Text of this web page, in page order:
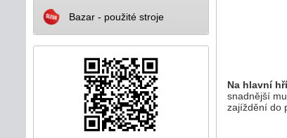
Bazar - použité stroje
Na hlavní
snadnější
zajíždění do